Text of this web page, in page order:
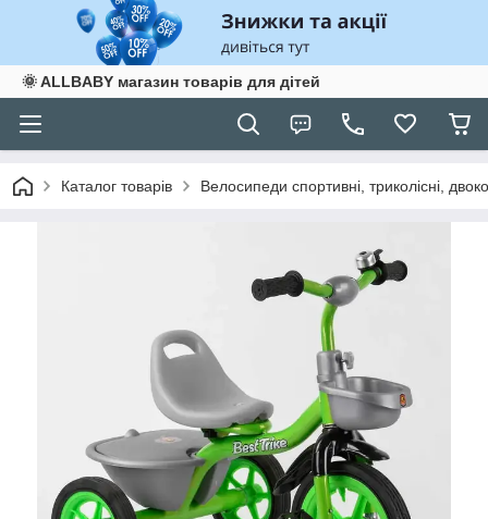
🌞 ALLBABY магазин товарів для дітей
Каталог товарів Велосипеди спортивні, триколісні,